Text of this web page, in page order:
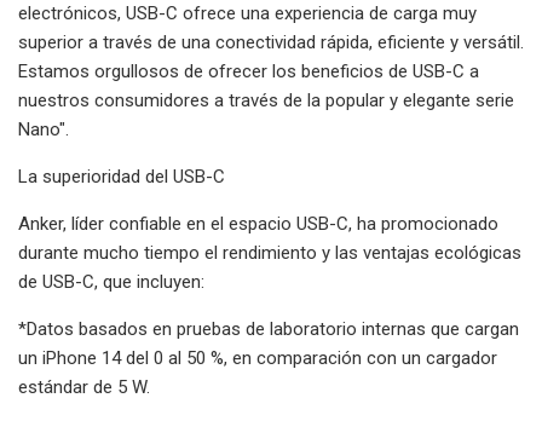
electrónicos, USB-C ofrece una experiencia de carga muy
superior a través de una conectividad rápida, eficiente y versátil.
Estamos orgullosos de ofrecer los beneficios de USB-C a
nuestros consumidores a través de la popular y elegante serie
Nano".
La superioridad del USB-C
Anker, líder confiable en el espacio USB-C, ha promocionado
durante mucho tiempo el rendimiento y las ventajas ecológicas
de USB-C, que incluyen:
*Datos basados ​​en pruebas de laboratorio internas que cargan
un iPhone 14 del 0 al 50 %, en comparación con un cargador
estándar de 5 W.